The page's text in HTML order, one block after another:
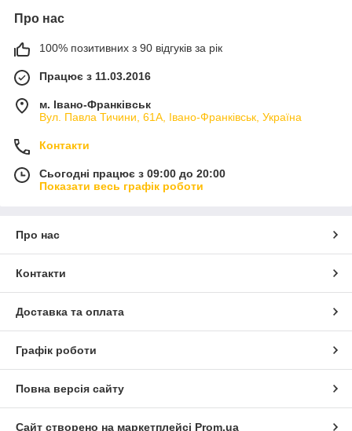
Про нас
100% позитивних з 90 відгуків за рік
Працює з 11.03.2016
м. Івано-Франківськ
Вул. Павла Тичини, 61А, Івано-Франківськ, Україна
Контакти
Сьогодні працює з 09:00 до 20:00
Показати весь графік роботи
Про нас
Контакти
Доставка та оплата
Графік роботи
Повна версія сайту
Сайт створено на маркетплейсі Prom.ua